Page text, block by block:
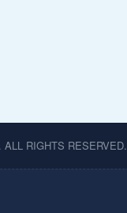
RIGHTS RESERVED.